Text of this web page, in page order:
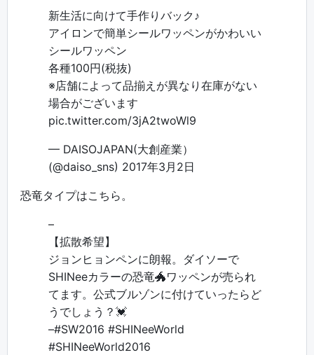
新生活に向けて手作りバック♪
アイロンで簡単シールワッペンがかわいい
シールワッペン
各種100円(税抜)
※店舗によって品揃えが異なり在庫がない
場合がございます
pic.twitter.com/3jA2twoWl9
— DAISOJAPAN(大創産業）
(@daiso_sns) 2017年3月2日
恐竜タイプはこちら。
–
【拡散希望】
ジョンヒョンペンに朗報。ダイソーで
SHINeeカラーの恐竜🐲ワッペンが売られ
てます。公式ブルゾンに付けていったらど
うでしょう？💓
–#SW2016 #SHINeeWorld
#SHINeeWorld2016